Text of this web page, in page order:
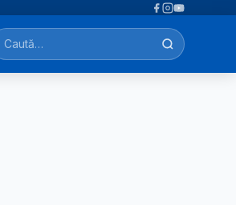
afecțiuni, tratamente, simptome…